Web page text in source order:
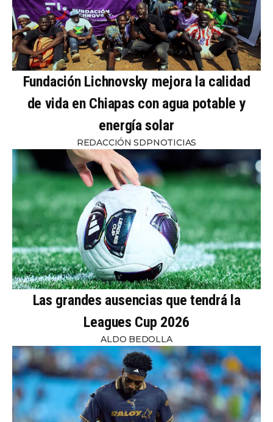
Fundación Lichnovsky mejora la calidad
de vida en Chiapas con agua potable y
energía solar
REDACCIÓN SDPNOTICIAS
Las grandes ausencias que tendrá la
Leagues Cup 2026
ALDO BEDOLLA